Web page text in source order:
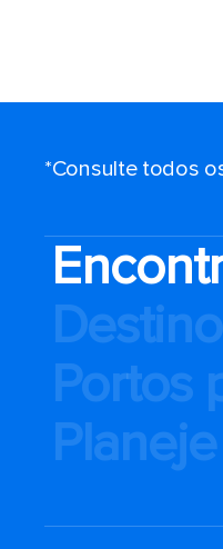
*Consulte todos
Portos